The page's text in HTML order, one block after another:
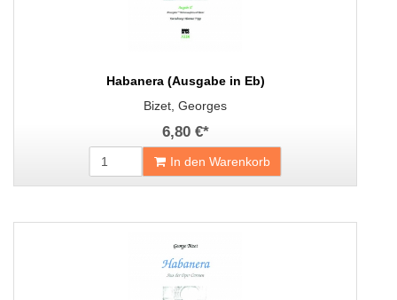
Habanera (Ausgabe in Eb)
Bizet, Georges
6,80 €*
In den Warenkorb